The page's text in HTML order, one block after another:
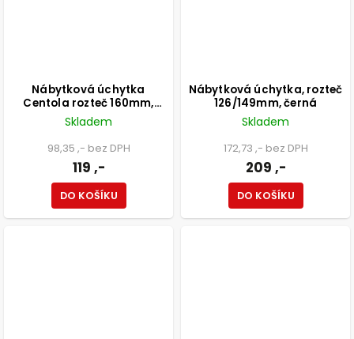
Nábytková úchytka
Centola rozteč 160mm,
aluminium, matná černá
Skladem
98,35 ,- bez DPH
119 ,-
DO KOŠÍKU
Nábytková úchytka, rozteč
126/149mm, černá
Skladem
172,73 ,- bez DPH
209 ,-
DO KOŠÍKU